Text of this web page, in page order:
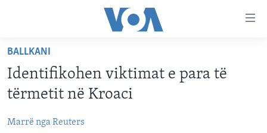
faqen
kryesore
Kalo
tek
faqja
FAQJA KRYESORE
BALLKANI
BALLKANI
Identifikohen viktimat e para të
tërmetit në Kroaci
Marrë nga Reuters